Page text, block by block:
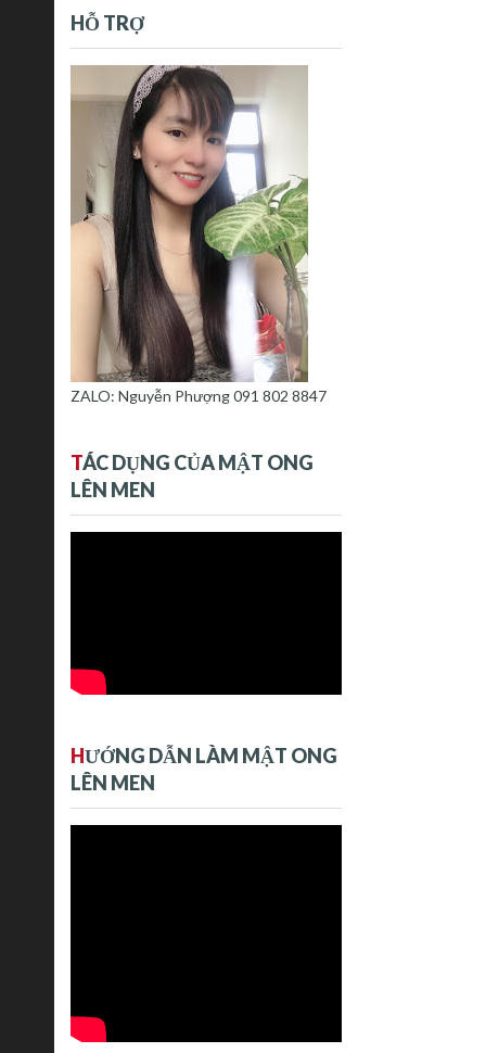
HỖ TRỢ
ZALO: Nguyễn Phượng 091 802 8847
TÁC DỤNG CỦA MẬT ONG
LÊN MEN
HƯỚNG DẪN LÀM MẬT ONG
LÊN MEN